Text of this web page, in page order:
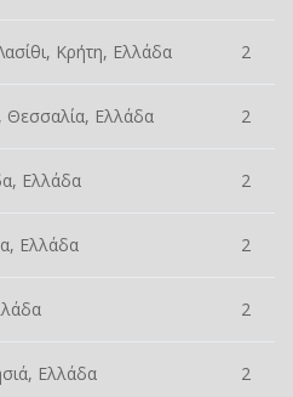
Κρήτη, Ελλάδα 2
Θεσσαλία, Ελλάδα 2
Ελλάδα 2
Ελλάδα 2
2
Ελλάδα 2